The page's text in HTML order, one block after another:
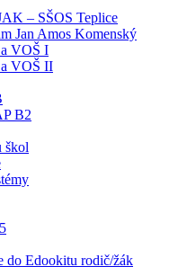
– SŠOS Teplice
Jan Amos Komenský
VOŠ I
a VOŠ II
B2
škol
do Edookitu rodič/žák